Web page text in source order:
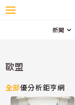
新聞
歐盟
全部優分析鉅亨網